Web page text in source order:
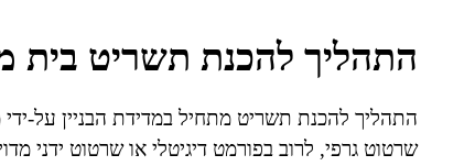
התהליך להכנת תשריט בית
התהליך להכנת תשריט מתחיל במדידת הבניין על-
שרטוט גרפי, לרוב בפורמט דיגיטלי או שרטוט ידני